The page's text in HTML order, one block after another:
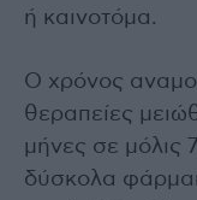
ή καινοτόμα.
Ο χρόνος
θεραπείες
μήνες σε μόλις
δύσκολα